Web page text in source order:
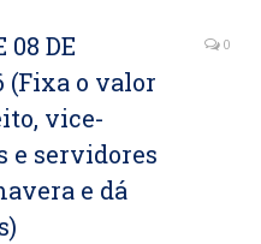
08 DE
(Fixa o valor
vice-
e servidores
e dá
0